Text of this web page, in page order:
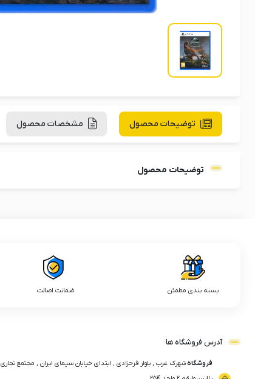
توضیحات محصول مشخصات محصول
توضیحات محصول
بسته بندی مطمئن ضمانت اصالت
آدرس فروشگاه ها
فروشگاهشهرک غرب , بلوار فرحزادی , ابتدای خیابان سیمای ایران , مجتمع تجاری